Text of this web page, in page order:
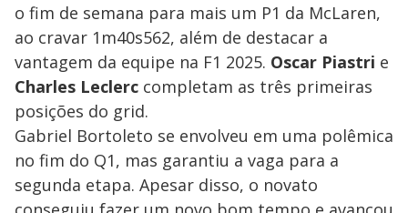
o fim de semana para mais um P1 da McLaren,
ao cravar 1m40s562, além de destacar a
vantagem da equipe na F1 2025. Oscar Piastri e
Charles Leclerc completam as três primeiras
posições do grid.
Gabriel Bortoleto se envolveu em uma polêmica
no fim do Q1, mas garantiu a vaga para a
segunda etapa. Apesar disso, o novato